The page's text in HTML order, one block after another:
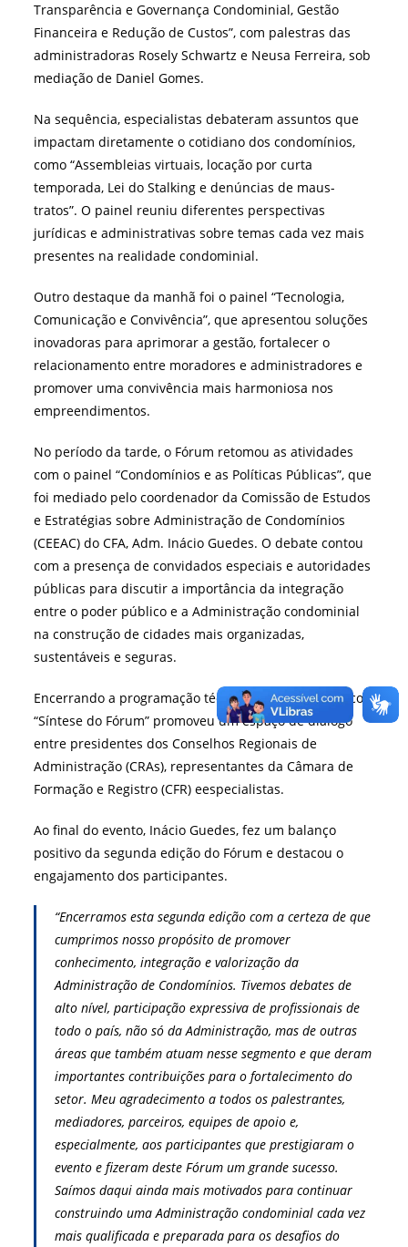
Transparência e Governança Condominial, Gestão
Financeira e Redução de Custos”, com palestras das
administradoras Rosely Schwartz e Neusa Ferreira, sob
mediação de Daniel Gomes.
Na sequência, especialistas debateram assuntos que
impactam diretamente o cotidiano dos condomínios,
como “Assembleias virtuais, locação por curta
temporada, Lei do Stalking e denúncias de maus-
tratos”. O painel reuniu diferentes perspectivas
jurídicas e administrativas sobre temas cada vez mais
presentes na realidade condominial.
Outro destaque da manhã foi o painel “Tecnologia,
Comunicação e Convivência”, que apresentou soluções
inovadoras para aprimorar a gestão, fortalecer o
relacionamento entre moradores e administradores e
promover uma convivência mais harmoniosa nos
empreendimentos.
No período da tarde, o Fórum retomou as atividades
com o painel “Condomínios e as Políticas Públicas”, que
foi mediado pelo coordenador da Comissão de Estudos
e Estratégias sobre Administração de Condomínios
(CEEAC) do CFA, Adm. Inácio Guedes. O debate contou
com a presença de convidados especiais e autoridades
públicas para discutir a importância da integração
entre o poder público e a Administração condominial
na construção de cidades mais organizadas,
sustentáveis e seguras.
Encerrando a programação técnica, o painel dinâmico
“Síntese do Fórum” promoveu um espaço de diálogo
entre presidentes dos Conselhos Regionais de
Administração (CRAs), representantes da Câmara de
Formação e Registro (CFR) eespecialistas.
Ao final do evento, Inácio Guedes, fez um balanço
positivo da segunda edição do Fórum e destacou o
engajamento dos participantes.
“Encerramos esta segunda edição com a certeza de que
cumprimos nosso propósito de promover
conhecimento, integração e valorização da
Administração de Condomínios. Tivemos debates de
alto nível, participação expressiva de profissionais de
todo o país, não só da Administração, mas de outras
áreas que também atuam nesse segmento e que deram
importantes contribuições para o fortalecimento do
setor. Meu agradecimento a todos os palestrantes,
mediadores, parceiros, equipes de apoio e,
especialmente, aos participantes que prestigiaram o
evento e fizeram deste Fórum um grande sucesso.
Saímos daqui ainda mais motivados para continuar
construindo uma Administração condominial cada vez
mais qualificada e preparada para os desafios do